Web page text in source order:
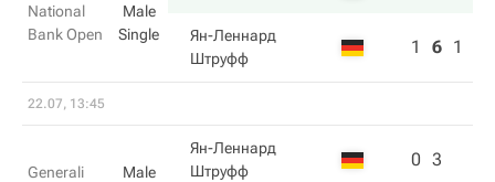
National
Bank Open
Male
Single
Ян-Леннард
Штруфф
1 6 1
22.07, 13:45
Generali
Male
Ян-Леннард
Штруфф
0 3